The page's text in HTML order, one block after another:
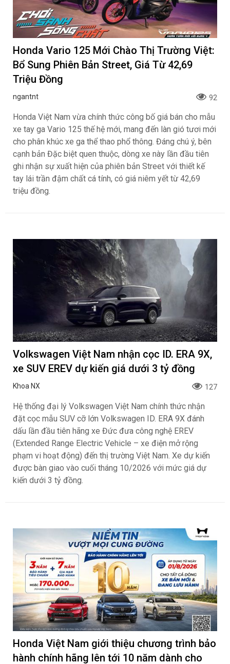
Volkswagen Việt Nam nhận
cọc ID. ERA 9X, xe SUV
EREV dự kiến giá dưới 3 tỷ
đồng
Khoa NX
Honda Việt Nam giới thiệu
chương trình bảo hành
chính hãng lên tới 10 năm
dành cho khách hàng Ôtô
ngantnt
Xem trước Range Rover GT
sẽ ra mắt vào cuối năm
2026
Khoa NX
MINI Aceman 2026 có giá
bán 2,419 tỷ đồng tại Việt
NamKhoa NX
Toyota khuyến mại tháng 8: Tiếp sức đà
ngantnt
Toyota Vios, Yaris Cross cùng bộ đôi Veloz Cross và
Avanza Premio tiếp tục nhận chương trình khuyến mại
trong tháng 8, giúp khách hàng dễ dàng sở hữu xe trước
tháng Ngâu
Honda Vario 125 Mới Chào Thị Trường Việt:
Bổ Sung Phiên Bản Street, Giá Từ 42,69